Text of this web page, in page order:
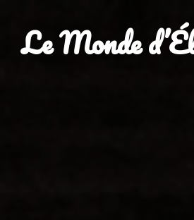
Le Monde